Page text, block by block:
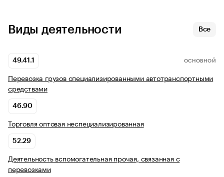
Виды деятельности Все
49.41.1 ОСНОВНОЙ
Перевозка грузов специализированными автотранспортными
средствами
46.90
Торговля оптовая неспециализированная
52.29
Деятельность вспомогательная прочая, связанная с
перевозками